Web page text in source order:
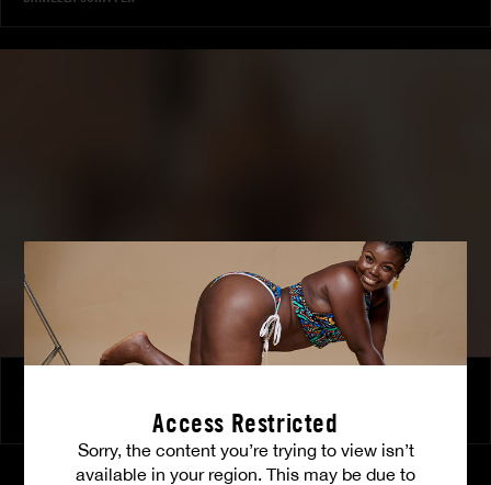
Access Restricted
Sorry, the content you’re trying to view isn’t
available in your region. This may be due to
DANIELLA SCHIFFER | FRANCESCA FELLUCCI